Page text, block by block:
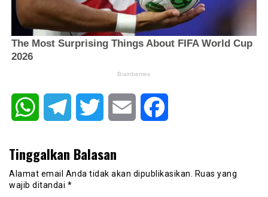
WhatsAppTelegram Twitter Email
Tinggalkan Balasan
Alamat email Anda tidak akan dipublikasikan.
Ruas yang
wajib ditandai *